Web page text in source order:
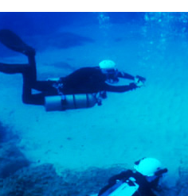
Forum ist auf
wie gewohnt